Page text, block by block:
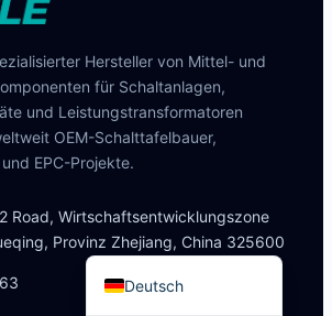
Hersteller von Mittel- und
für Schaltanlagen,
und Leistungstransformatoren
OEM-Schalttafelbauer,
EPC-Projekte.
Road, Wirtschaftsentwicklungszone
Provinz Zhejiang, China 325600
Deutsch
English
हिन्दी
தமிழ்
Français
Italiano